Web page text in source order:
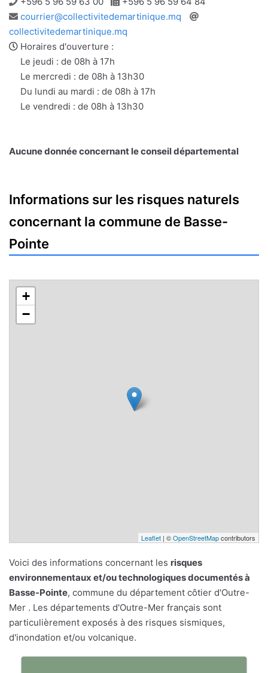
Adresse
e-
mail
courrier@collectivitedemartinique.mq
collectivitedemartinique.mq
Horaires d'ouverture :
Le jeudi : de 08h à 17h
Le mercredi : de 08h à 13h30
Du lundi au mardi : de 08h à 17h
Le vendredi : de 08h à 13h30
Aucune donnée concernant le conseil départemental
Informations sur les risques naturels
concernant la commune de Basse-
Pointe
+
−
Leaflet | ©OpenStreetMapcontributors
Voici des informations concernant les risques
environnementaux et/ou technologiques documentés à
Basse-Pointe, commune du département côtier d'Outre-
Mer . Les départements d'Outre-Mer français sont
particulièrement exposés à des risques sismiques,
d'inondation et/ou volcanique.